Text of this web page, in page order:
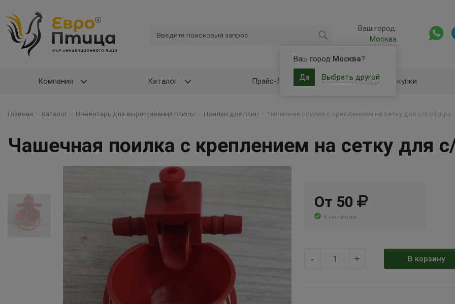
Ваш город:
Москва
Ваш город Москва?
Да
Выбрать другой
Компания Каталог Прайс-Лист Оптовые закупки
Главная — Каталог — Инвентарь для выращивания птицы — Поилки для птиц — Чашечная поилка с креплением на сетку для с/х птицы
Чашечная поилка с креплением на сетку для
От 50
В наличии
- + В корзину